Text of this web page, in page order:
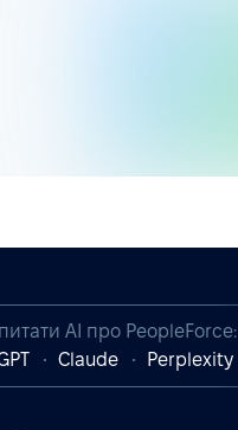
AI про PeopleForce:
Claude Perplexity